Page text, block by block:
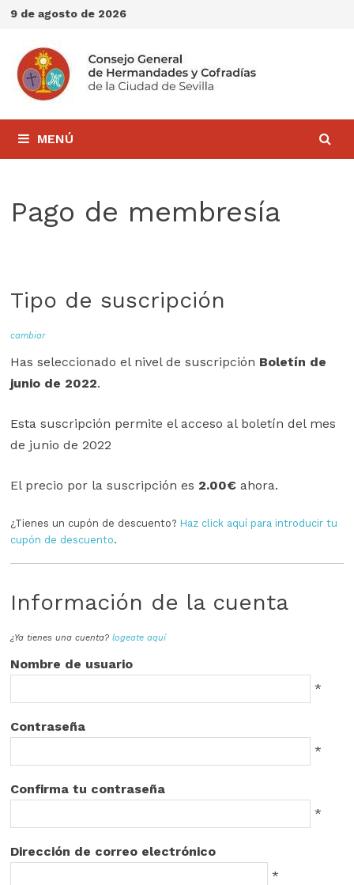
Saltar
contenido
9 de agosto de 2026
MENÚ
Pago de membresía
Tipo de suscripción
cambiar
Has seleccionado el nivel de suscripción Boletín de
junio de 2022.
Esta suscripción permite el acceso al boletín del mes
de junio de 2022
El precio por la suscripción es 2.00€ahora.
¿Tienes un cupón de descuento? Haz click aquí para introducir tu
cupón de descuento.
Información de la cuenta
¿Ya tienes una cuenta? logeate aquí
Nombre de usuario
*
Contraseña
*
Confirma tu contraseña
*
Dirección de correo electrónico
*